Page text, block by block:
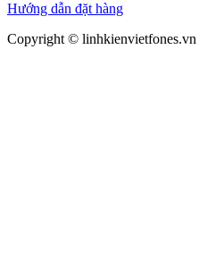
Hướng dẫn đặt hàng
Copyright © linhkienvietfones.vn